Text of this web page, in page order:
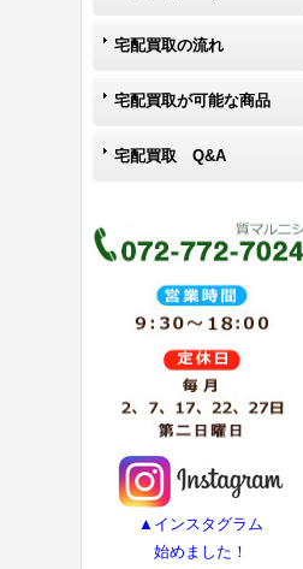
宅配買取の流れ
宅配買取が可能な商品
宅配買取 Q&A
▲インスタグラム
始めました！